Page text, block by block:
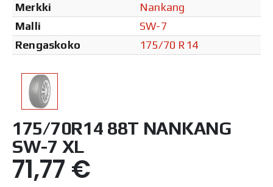
Merkki
Nankang
Malli
SW-7
Rengaskoko
175/70 R14
175/70R14 88T NANKANG
SW-7 XL
71,77 €